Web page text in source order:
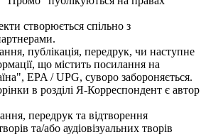
створюється спільно з
публікація, передрук, чи наступне
що містить посилання на
EPA / UPG, суворо забороняється.
в розділі Я-Корреспондент є автор
передрук та відтворення
та/або аудіовізуальних творів